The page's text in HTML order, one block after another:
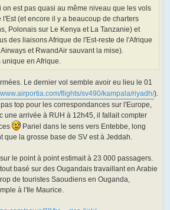
on est pas quasi au même niveau que les vols
l'Est (et encore il y a beaucoup de charters
Polonais sur Le Kenya et La Tanzanie) et
des liaisons Afrique de l'Est-reste de l'Afrique
et RwandAir sauvant la mise).
en Afrique.
Le dernier vol semble avoir eu lieu le 01
www.airportia.com/flights/sv490/kampala/riyadh/).
top pour les correspondances sur l'Europe,
une arrivée à RUH à 12h45, il fallait compter
Pariel dans le sens vers Entebbe, long
que la grosse base de SV est à Jeddah.
le point à point estimait à 23 000 passagers.
basé sur des Ougandais travaillant en Arabie
de touristes Saoudiens en Ouganda,
à l'Ile Maurice.